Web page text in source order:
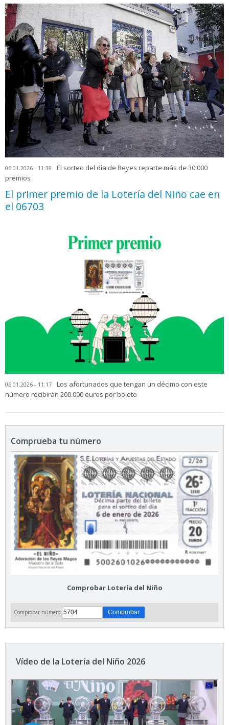
06.01.2026 - 11:38
El sorteo del día de Reyes reparte más de 30.000
premios
El primer premio de la Lotería del Niño cae en
el 06703
06.01.2026 - 11:17
Los afortunados que tengan un décimo con este
número recibirán 200.000 euros por boleto
Comprueba tu número
Comprobar Lotería del Niño
Comprobar número:
Vídeo de la Lotería del Niño 2026